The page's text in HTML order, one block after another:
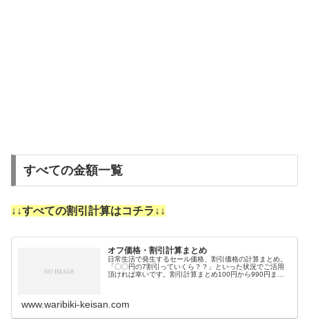
すべての金額一覧
↓↓すべての割引計算はコチラ↓↓
オフ価格・割引計算まとめ
日常生活で発生するセール価格、割引価格の計算まとめ。
「〇〇円の7割引っていくら？？」といった状況でご活用
頂ければ幸いです。割引計算まとめ100円から990円まで
www.waribiki-keisan.com